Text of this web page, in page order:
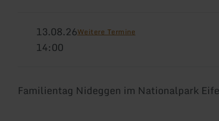
13.08.26Weitere Termine
14:00
Familientag Nideggen im Nationalpark